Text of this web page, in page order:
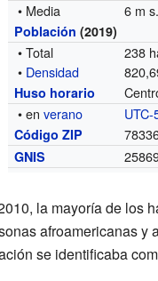
• Media 6 m
Población (2019)
• Total
238
• Densidad
Huso horario
• enverano UTC-
Código ZIP
GNIS
la mayoría de los
afroamericanas y
se identificaba